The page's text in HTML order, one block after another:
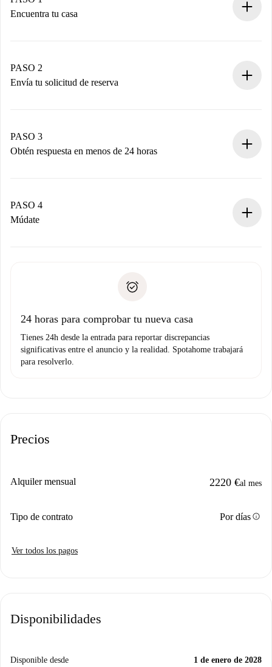
Encuentra tu casa
Tienes toda la información necesaria por adelantado.
PASO 2
Envía tu solicitud de reserva
propietario acepte.
PASO 3
Obtén respuesta en menos de 24 horas
contacto con el propietario.
Si es rechazada: No te haremos ningún cargo y te
Prueba de solvencia
PASO 4
Múdate
no nos comunicas ningún problema.
24 horas para comprobar tu nueva casa
Tienes 24h desde la entrada para reportar discrepancias
significativas entre el anuncio y la realidad. Spotahome trabajará
para resolverlo.
Precios
Alquiler mensual 2220 €al mes
Tipo de contrato Por díasinfo
Ver todos los pagos
Disponibilidades
Disponible desde 1 de enero de 2028